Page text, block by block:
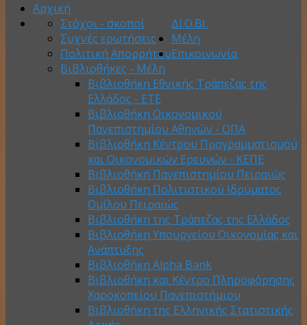
Αρχική
ΔΙ.Ο.ΒΙ.
Στόχοι - σκοποί
Συχνές ερωτήσεις
Πολιτική Απορρήτου
Μέλη
Βιβλιοθήκες - Μέλη
Βιβλιοθήκη Εθνικής Τράπεζας της
Ελλάδος - ΕΤΕ
Βιβλιοθήκη Οικονομικού
Πανεπιστημίου Αθηνών - ΟΠΑ
Βιβλιοθήκη Κέντρου Προγραμματισμού
και Οικονομικών Ερευνών - ΚΕΠΕ
Βιβλιοθήκη Πανεπιστημίου Πειραιώς
Βιβλιοθήκη Πολιτιστικού Ιδρύματος
Ομίλου Πειραιώς
Βιβλιοθήκη της Τράπεζας της Ελλάδος
Βιβλιοθήκη Υπουργείου Οικονομίας και
Ανάπτυξης
Βιβλιοθήκη Alpha Bank
Βιβλιοθήκη και Κέντρο Πληροφόρησης
Χαροκοπείου Πανεπιστήμιου
Βιβλιοθήκη της Ελληνικής Στατιστικής
Επικοινωνία